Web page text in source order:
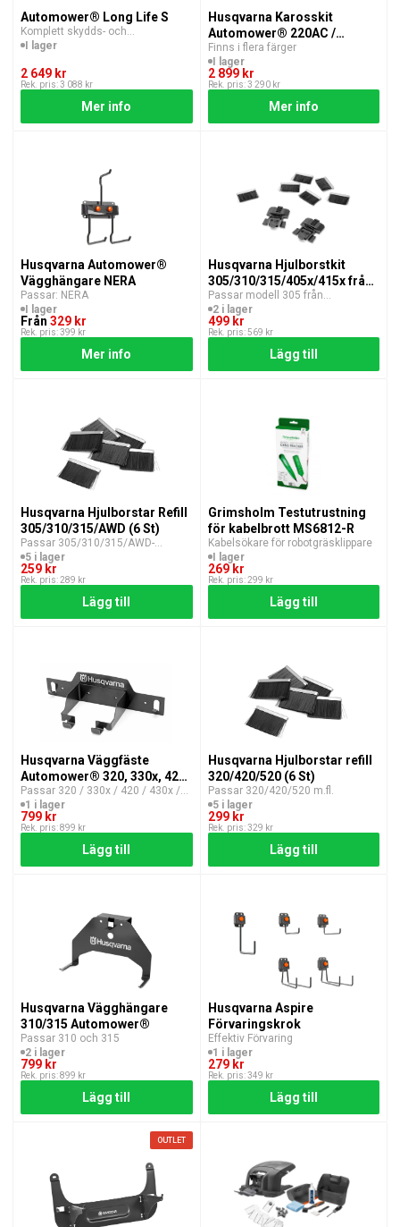
Automower® Long Life S
Komplett skydds- och
underhållspaket
I lager
2 649 kr
Rek. pris: 3 088 kr
Mer info
Husqvarna Karosskit
Automower® 220AC /
230ACX
Finns i flera färger
I lager
2 899 kr
Rek. pris: 3 290 kr
Mer info
Husqvarna Automower®
Vägghängare NERA
Passar: NERA
I lager
Från 329 kr
Rek. pris: 399 kr
Mer info
Husqvarna Hjulborstkit
305/310/315/405x/415x från
2020
Passar modell 305 från
2020/310/315 Mark II/405/415x
2 i lager
499 kr
Rek. pris: 569 kr
Lägg till
Husqvarna Hjulborstar Refill
305/310/315/AWD (6 St)
Passar 305/310/315/AWD-
modeller/220 m.fl.
5 i lager
259 kr
Rek. pris: 289 kr
Lägg till
Grimsholm Testutrustning
för kabelbrott MS6812-R
Kabelsökare för robotgräsklippare
I lager
269 kr
Rek. pris: 299 kr
Lägg till
Husqvarna Väggfäste
Automower® 320, 330x, 420,
430x, 440 och 450x
Passar 320 / 330x / 420 / 430x /
440 / 450x
1 i lager
799 kr
Rek. pris: 899 kr
Lägg till
Husqvarna Hjulborstar refill
320/420/520 (6 St)
Passar 320/420/520 m.fl.
5 i lager
299 kr
Rek. pris: 329 kr
Lägg till
Husqvarna Vägghängare
310/315 Automower®
Passar 310 och 315
2 i lager
799 kr
Rek. pris: 899 kr
Lägg till
Husqvarna Aspire
Förvaringskrok
Effektiv Förvaring
1 i lager
279 kr
Rek. pris: 349 kr
Lägg till
OUTLET